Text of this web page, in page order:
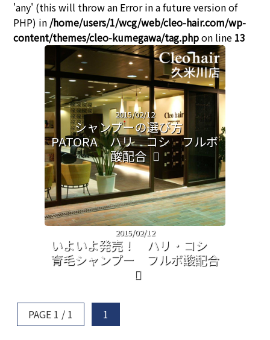
'any' (this will throw an Error in a future version of
PHP) in /home/users/1/wcg/web/cleo-hair.com/wp-
content/themes/cleo-kumegawa/tag.phpon line 13
2015/02/12
シャンプーの選び方
PATORA ハリ コシ フルボ
酸配合
2015/02/12
いよいよ発売！ ハリ・コシ
育毛シャンプー フルボ酸配合
PAGE 1 / 1 1